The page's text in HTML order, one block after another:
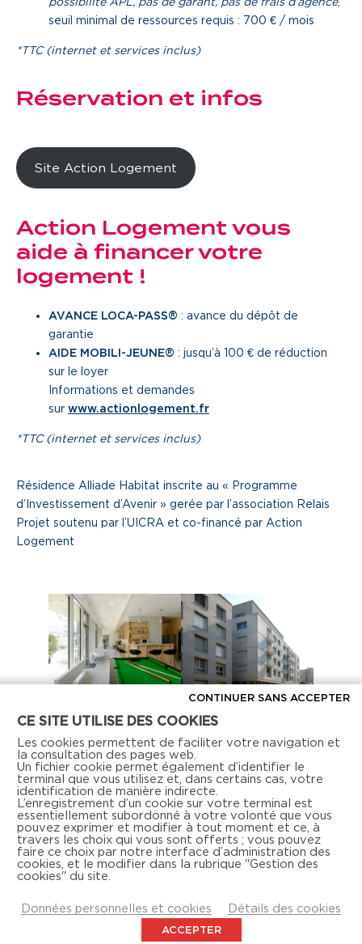
seuil minimal de ressources requis : 700 € / mois
*TTC (internet et services inclus)
Réservation et infos
Site Action Logement
Action Logement vous
aide à financer votre
logement !
AVANCE LOCA-PASS® : avance du dépôt de
garantie
AIDE MOBILI-JEUNE® : jusqu’à 100 € de réduction
sur le loyer
Informations et demandes
sur www.actionlogement.fr
*TTC (internet et services inclus)
Résidence Alliade Habitat inscrite au « Programme
d’Investissement d’Avenir » gerée par l’association Relais
Projet soutenu par l’UICRA et co-financé par Action
Logement
Retrouvez-nous aussi sur les réseaux sociaux
MENTIONS LÉGALES DOCUMENTATION
CE SITE UTILISE DES COOKIES
Les cookies permettent de faciliter votre navigation et
la consultation des pages web.
Un fichier cookie permet également d’identifier le
terminal que vous utilisez et, dans certains cas, votre
identification de manière indirecte.
L’enregistrement d’un cookie sur votre terminal est
essentiellement subordonné à votre volonté que vous
pouvez exprimer et modifier à tout moment et ce, à
travers les choix qui vous sont offerts ; vous pouvez
faire ce choix par notre interface d’administration des
cookies, et le modifier dans la rubrique "Gestion des
cookies" du site.
Données personnelles et cookies Détails des cookies
ACCEPTER
CONTINUER SANS ACCEPTER